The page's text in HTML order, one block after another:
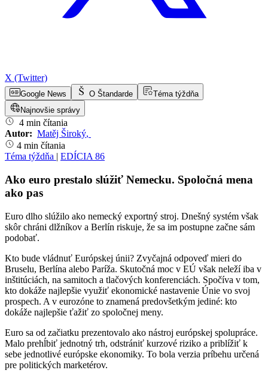
X (Twitter)
Google News O Štandarde
Téma týždňa
Najnovšie správy
4 min čítania
Autor: Matěj Široký,
4 min čítania
Téma týždňa | EDÍCIA 86
Ako euro prestalo slúžiť Nemecku. Spoločná mena
ako pas
Euro dlho slúžilo ako nemecký exportný stroj. Dnešný systém však
skôr chráni dlžníkov a Berlín riskuje, že sa im postupne začne sám
podobať.
Kto bude vládnuť Európskej únii? Zvyčajná odpoveď mieri do
Bruselu, Berlína alebo Paríža. Skutočná moc v EÚ však neleží iba v
inštitúciách, na samitoch a tlačových konferenciách. Spočíva v tom,
kto dokáže najlepšie využiť ekonomické nastavenie Únie vo svoj
prospech. A v eurozóne to znamená predovšetkým jediné: kto
dokáže najlepšie ťažiť zo spoločnej meny.
Euro sa od začiatku prezentovalo ako nástroj európskej spolupráce.
Malo prehĺbiť jednotný trh, odstrániť kurzové riziko a priblížiť k
sebe jednotlivé európske ekonomiky. To bola verzia príbehu určená
pre politických marketérov.